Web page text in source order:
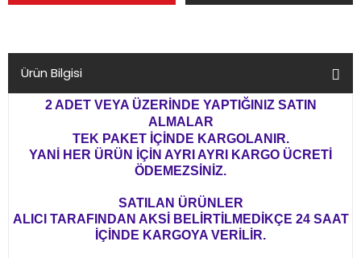
Ürün Bilgisi
2 ADET VEYA ÜZERİNDE YAPTIĞINIZ SATIN
ALMALAR
TEK PAKET İÇİNDE KARGOLANIR.
YANİ HER ÜRÜN İÇİN AYRI AYRI KARGO ÜCRETİ
ÖDEMEZSİNİZ.
SATILAN ÜRÜNLER
ALICI TARAFINDAN AKSİ BELİRTİLMEDİKÇE 24 SAAT
İÇİNDE KARGOYA VERİLİR.